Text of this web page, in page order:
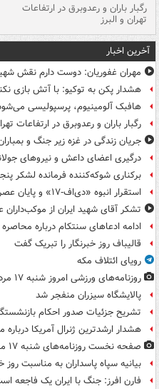
رگبار باران و رعدوبرق در ارتفاعات
تهران و البرز
آخرین اخبار
مهران غفوریان: دوست دارم نقش
هشدار پکن به توکیو: با آتش بازی
هافبک آلومینیوم، پرسپولیسی
رگبار باران و رعدوبرق در ارتفاعات
جریان زندگی در غزه زیر جنگ و
درگیری اعضای داعش و نیروهای
برکناری شوکه‌کننده فرمانده لشکر
استقرار انبوه «دی‌اف‑۱۷» و پایان عصر پدافند آمریکا +عکس
تشکر آقای شهید ایران از موکب‌داران
ادامه ادعاهای سنتکام درباره محاصره
قالیباف روز خبرنگار را تبریک گفت
رویای ائتلاف مکه
روزنامه‌های ورزشی امروز ‌شنبه ۱۷ مرداد ۱۴۰۵
پالایشگاه سیزران منفجر شد
تشریح جزئیات صدور احکام
هشدار ارشدترین ژنرال آمریکا
صفحه نخست روزنامه‌های شنبه ۱۷ مرداد ۱۴۰۵
بیانیه سپاه پاسداران به مناسبت روز
فارن افرز: جنگ با ایران یک فاجعه